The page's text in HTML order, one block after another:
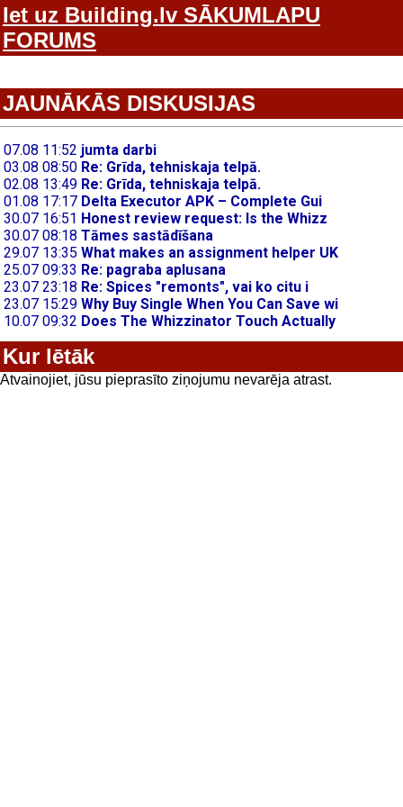
Iet uz Building.lv SĀKUMLAPU
FORUMS
JAUNĀKĀS DISKUSIJAS
Kur lētāk
Atvainojiet, jūsu pieprasīto ziņojumu nevarēja atrast.